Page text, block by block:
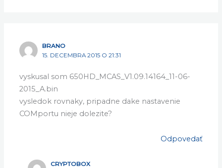
BRANO
15. DECEMBRA 2015 O 21:31
vyskusal som 650HD_MCAS_V1.09.14164_11-06-
2015_A.bin
vysledok rovnaky, pripadne dake nastavenie
COMportu nieje dolezite?
Odpovedať
CRYPTOBOX